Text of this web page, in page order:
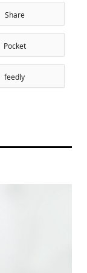
Share
Pocket
feedly